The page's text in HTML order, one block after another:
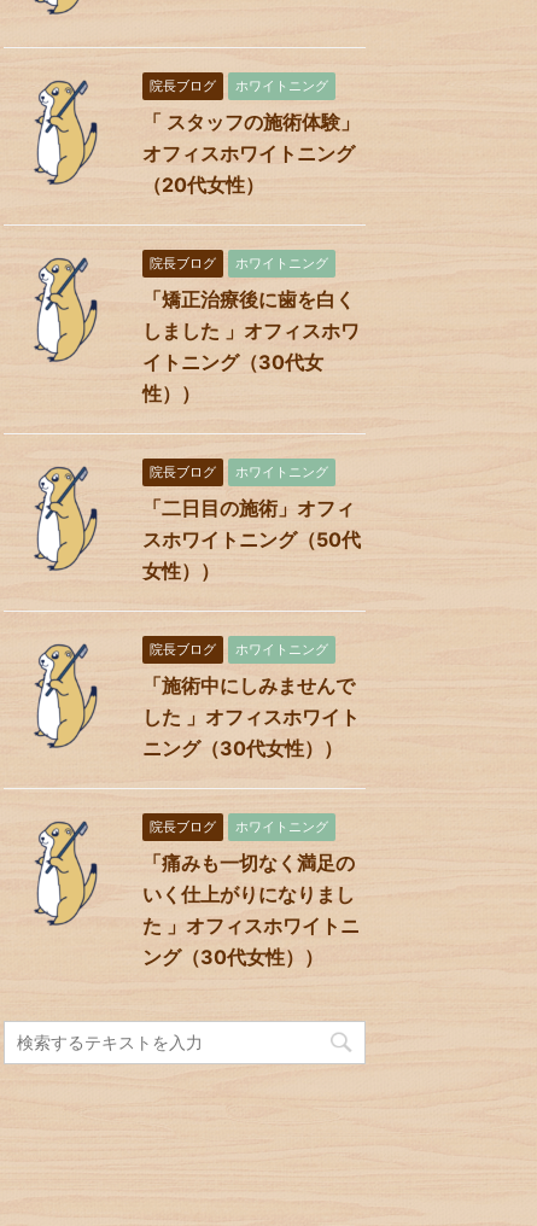
院長ブログ ホワイトニング
「 スタッフの施術体験」
オフィスホワイトニング
（20代女性）
院長ブログ ホワイトニング
「矯正治療後に歯を白く
しました 」オフィスホワ
イトニング（30代女
性））
院長ブログ ホワイトニング
「二日目の施術」オフィ
スホワイトニング（50代
女性））
院長ブログ ホワイトニング
「施術中にしみませんで
した 」オフィスホワイト
ニング（30代女性））
院長ブログ ホワイトニング
「痛みも一切なく満足の
いく仕上がりになりまし
た 」オフィスホワイトニ
ング（30代女性））